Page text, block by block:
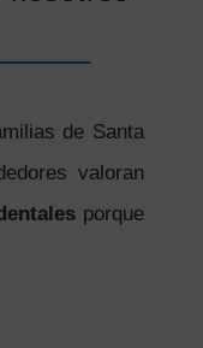
de Santa
valoran
porque